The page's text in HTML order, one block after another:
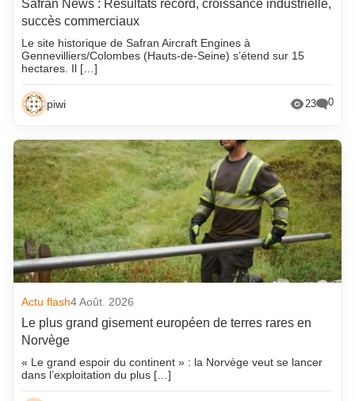
Safran News : Résultats record, croissance industrielle,
succès commerciaux
Le site historique de Safran Aircraft Engines à
Gennevilliers/Colombes (Hauts-de-Seine) s’étend sur 15
hectares. Il […]
piwi 23 0
Actu flash4 Août. 2026
Le plus grand gisement européen de terres rares en
Norvège
« Le grand espoir du continent » : la Norvège veut se lancer
dans l’exploitation du plus […]